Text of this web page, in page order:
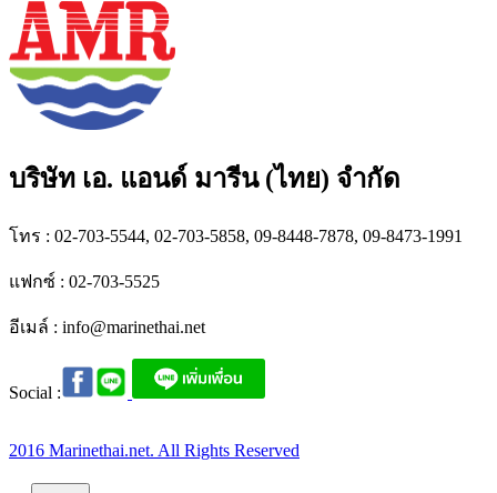
บริษัท เอ. แอนด์ มารีน (ไทย) จำกัด
โทร : 02-703-5544, 02-703-5858, 09-8448-7878, 09-8473-1991
แฟกซ์ : 02-703-5525
อีเมล์ : info@marinethai.net
Social :
2016 Marinethai.net. All Rights Reserved